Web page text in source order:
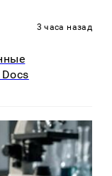
3 часа назад